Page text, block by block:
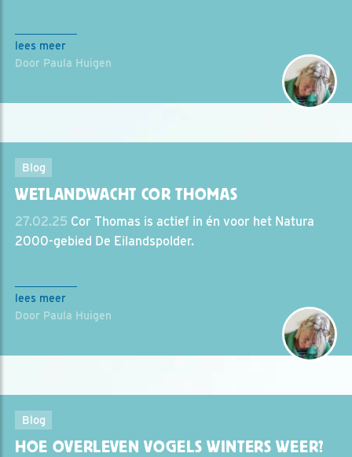
lees meer
Door Paula Huigen
Blog
WETLANDWACHT COR THOMAS
27.02.25 Cor Thomas is actief in én voor het Natura
2000-gebied De Eilandspolder.
lees meer
Door Paula Huigen
Blog
HOE OVERLEVEN VOGELS WINTERS WEER?